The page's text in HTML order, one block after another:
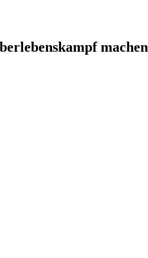
machen